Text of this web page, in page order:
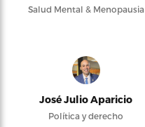
Salud Mental & Menopausia
José Julio Aparicio
Política y derecho